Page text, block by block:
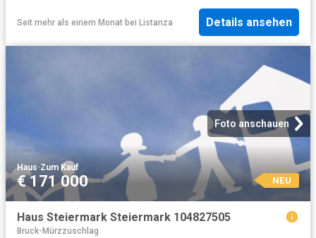
Seit mehr als einem Monat bei Listanza Details ansehen
Foto anschauen
Haus·Zum Kauf
€ 171 000 NEU
Haus Steiermark Steiermark 104827505
Bruck-Mürzzuschlag